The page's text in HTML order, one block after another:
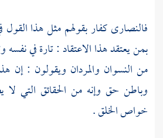
فالنصارىكفار بقولهم مثل هذا
بمن يعتقد هذا الاعتقاد : تارة في
من النسوان والمردان ويقولون : إن
وباطن حق وإنه من الحقائق التي
خواص الخلق .